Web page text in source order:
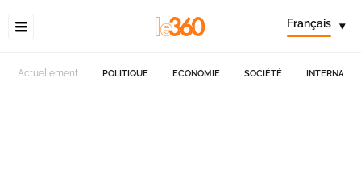
Français ▾
Actuellement POLITIQUE ECONOMIE SOCIÉTÉ